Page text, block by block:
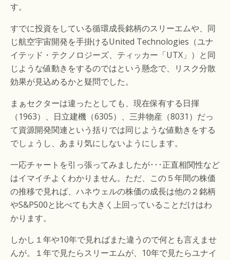
す。
すでに投資をしている循環成長銘柄のスリーエムや、同
じ航空宇宙開発を手掛けるUnited Technologies（ユナ
イテッド・テクノロジーズ、ティッカー「UTX」）と同
じような値動きをするのではという懸念で、リスク分散
効果が見込めるかと疑問でした。
まぁセクターは違ったとしても、現在保有する日揮
（1963）、日立建機（6305）、三井物産（8031）だっ
て資源開発関連という括りでは同じような値動きをする
でしょうし、あまり気にしないようにします。
一応チャートを引っ張ってみましたが･･･正直相関性など
はイマイチよくわかりません。ただ、この５年間の株価
の推移で見れば、ハネウェルの株価の成長は他の２銘柄
やS&P500と比べても大きく上回っていることだけはわ
かります。
しかし１年や10年で見ればまた違うので何とも言えませ
んが。１年で見たらスリーエムが、10年で見たらユナイ